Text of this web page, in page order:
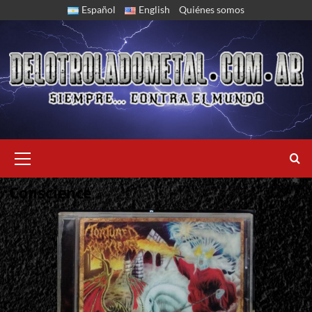
Español English Quiénes somos
Menu
Conscience